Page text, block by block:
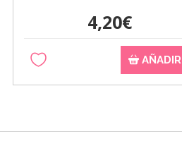
4,20€
AÑADIR